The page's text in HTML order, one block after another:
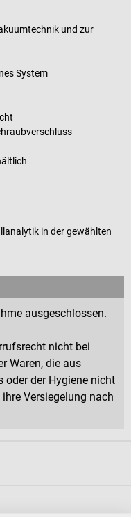
und zur
System
in der gewählten
ausgeschlossen.
nicht bei
Waren, die aus
oder der Hygiene nicht
Versiegelung nach